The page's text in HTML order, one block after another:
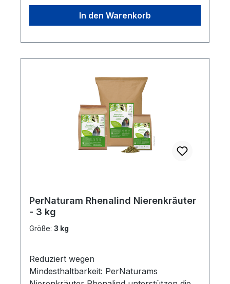
reganoFütterungsempfehlung:Geben Sie, je
nach Größe des Pferdes, 1 bis 5 gehäufte
Futter.Ca. ≤ 400 kg Körpergewicht = 20
Gramm.Ca. 500 - 600 kg Körpergewicht =
max. 100 Gramm.Inhalt: 1,5 kg
In den Warenkorb
PerNaturam Rhenalind Nierenkräuter
- 3 kg
Größe: 3 kg
Reduziert wegen
Mindesthaltbarkeit: PerNaturams